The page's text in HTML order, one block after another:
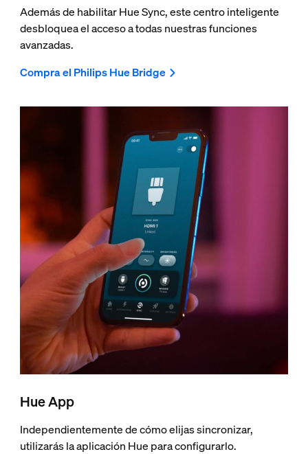
Además de habilitar Hue Sync, este centro inteligente
desbloquea el acceso a todas nuestras funciones
avanzadas.
Compra el Philips Hue Bridge
Hue App
Independientemente de cómo elijas sincronizar,
utilizarás la aplicación Hue para configurarlo.